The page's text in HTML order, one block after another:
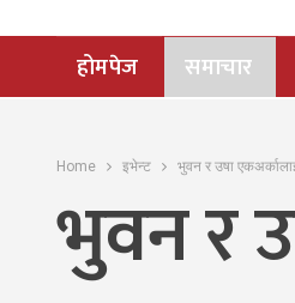
होमपेज समाचार
Home इभेन्ट भुवन र उषा
भुवन र